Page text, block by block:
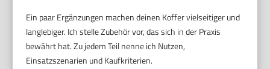
Ein paar Ergänzungen machen deinen Koffer vielseitiger und
langlebiger. Ich stelle Zubehör vor, das sich in der Praxis
bewährt hat. Zu jedem Teil nenne ich Nutzen,
Einsatzszenarien und Kaufkriterien.